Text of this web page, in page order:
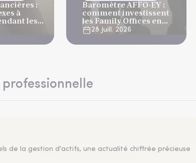
:
à
les
Baromètre AFFO-EY :
comment investissent
les Family Offices en
2026 ?
28 Juill. 2026
de la gestion d'actifs, une actualité chiffrée précieuse